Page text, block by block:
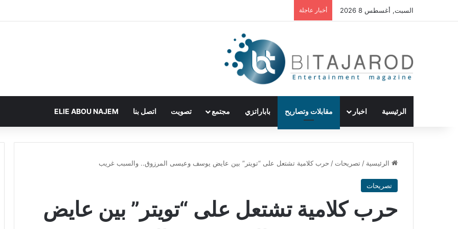
السبت, أغسطس 8 2026 أخبار عاجلة
الرئيسية اخبار مقابلات وتصاريح باباراتزي مجتمع تصويت اتصل بنا ELIE ABOU NAJEM
الرئيسية /تصريحات / حرب كلامية تشتعل على “تويتر” بين عايض يوسف وعيسى المرزوق.. والسبب غريب
تصريحات
حرب كلامية تشتعل على “تويتر” بين عايض